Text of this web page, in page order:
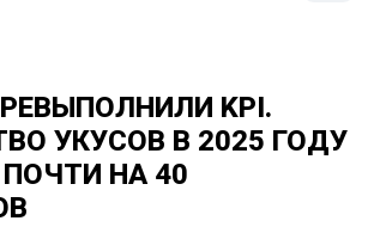
KPI.
УКУСОВ В 2025 ГОДУ
НА 40